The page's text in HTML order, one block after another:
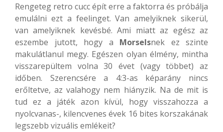
Rengeteg retro cucc épít erre a faktorra és próbálja
emulálni ezt a feelinget. Van amelyiknek sikerül,
van amelyiknek kevésbé. Ami miatt az egész az
eszembe jutott, hogy a Morselsnek ez szinte
makulátlanul megy. Egészen olyan élmény, mintha
visszarepültem volna 30 évet (vagy többet) az
időben. Szerencsére a 4:3-as képarány nincs
erőltetve, az valahogy nem hiányzik. Na de mit is
tud ez a játék azon kívül, hogy visszahozza a
nyolcvanas-, kilencvenes évek 16 bites korszakának
legszebb vizuális emlékeit?